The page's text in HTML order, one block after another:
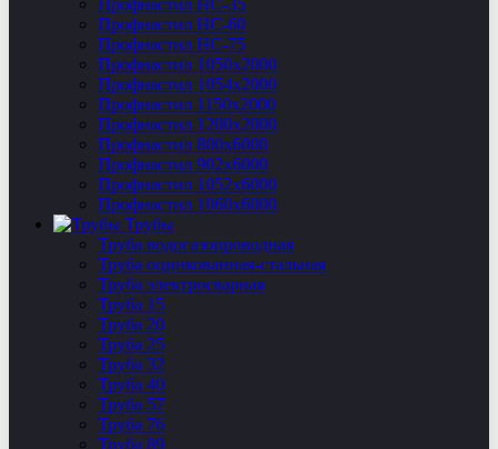
Профнастил НС-35
Профнастил НС-60
Профнастил НС-75
Профнастил 1050х2000
Профнастил 1054х2000
Профнастил 1150х2000
Профнастил 1200х2000
Профнастил 800х6000
Профнастил 902х6000
Профнастил 1052х6000
Профнастил 1060х6000
Трубы
Труба водогазопроводная
Труба оцинкованная-стальная
Труба электросварная
Труба 15
Труба 20
Труба 25
Труба 32
Труба 40
Труба 57
Труба 76
Труба 89